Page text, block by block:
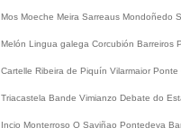
Mos Moeche Meira Sarreaus Mondoñedo
Melón Lingua galega Corcubión Barreiros
Cartelle Ribeira de Piquín Vilarmaior Ponte
Triacastela Bande Vimianzo Debate do
Incio Monterroso O Saviñao Pontedeva